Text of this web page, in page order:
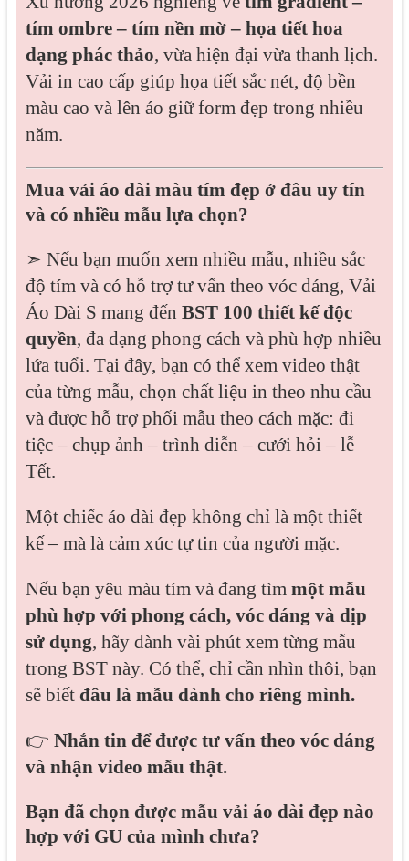
tím ombre – tím nền mờ – họa tiết hoa
dạng phác thảo, vừa hiện đại vừa thanh lịch.
Vải in cao cấp giúp họa tiết sắc nét, độ bền
màu cao và lên áo giữ form đẹp trong nhiều
năm.
Mua vải áo dài màu tím đẹp ở đâu uy tín
và có nhiều mẫu lựa chọn?
➣ Nếu bạn muốn xem nhiều mẫu, nhiều sắc
độ tím và có hỗ trợ tư vấn theo vóc dáng, Vải
Áo Dài S mang đến BST 100 thiết kế độc
quyền, đa dạng phong cách và phù hợp nhiều
lứa tuổi. Tại đây, bạn có thể xem video thật
của từng mẫu, chọn chất liệu in theo nhu cầu
và được hỗ trợ phối mẫu theo cách mặc: đi
tiệc – chụp ảnh – trình diễn – cưới hỏi – lễ
Tết.
Một chiếc áo dài đẹp không chỉ là một thiết
kế – mà là cảm xúc tự tin của người mặc.
Nếu bạn yêu màu tím và đang tìm một mẫu
phù hợp với phong cách, vóc dáng và dịp
sử dụng, hãy dành vài phút xem từng mẫu
trong BST này. Có thể, chỉ cần nhìn thôi, bạn
sẽ biết đâu là mẫu dành cho riêng mình.
👉 Nhắn tin để được tư vấn theo vóc dáng
và nhận video mẫu thật.
Bạn đã chọn được mẫu vải áo dài đẹp nào
hợp với GU của mình chưa?